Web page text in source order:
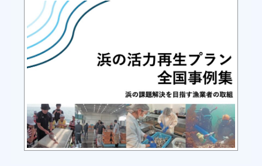
り漁業の資源管理計画、賀茂船主組合連絡協議会
の金目鯛、
立縄漁における申し合わせを確実に実行し、底立
て延縄漁業、
沿岸一本釣り漁業は現在の水揚量を維持する。
・底立て延縄漁業者及び沿岸一本釣り漁業者は、
漁獲時や漁獲
後のキンメダイの取扱を丁寧に行うことでスレ等